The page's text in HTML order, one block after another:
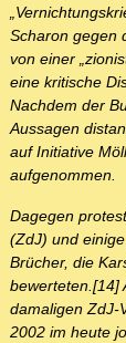
Scharon gegen
von einer
eine kritische
Nachdem der
Aussagen
auf Initiative
aufgenommen.
Dagegen
(ZdJ) und
Brücher, die
bewerteten.[14]
damaligen ZdJ-
2002 im heute